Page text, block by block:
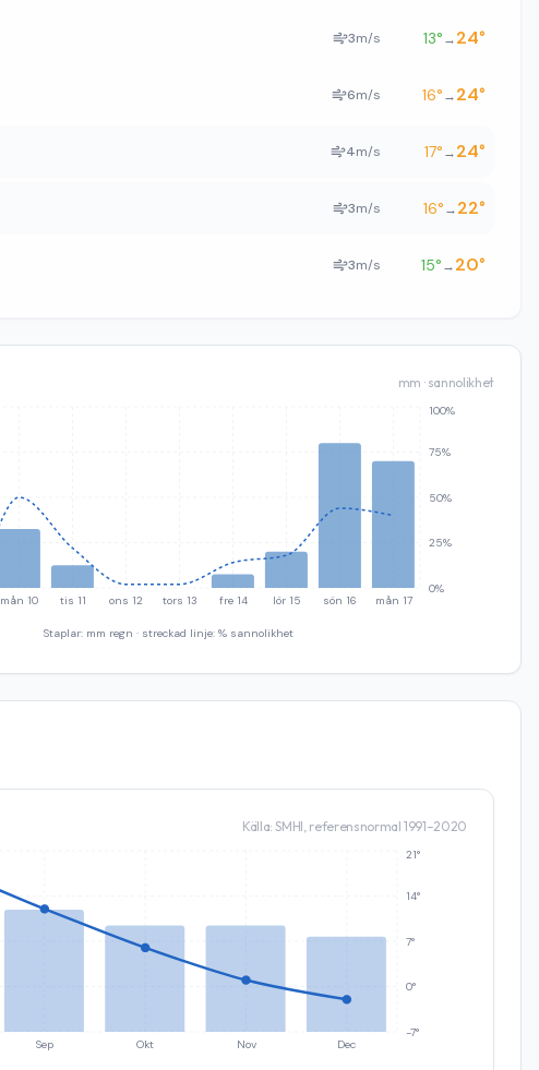
3m/s 13°→24°
6m/s 16°→24°
4m/s 17°→24°
3m/s 16°→22°
3m/s 15°→20°
mm · sannolikhet
mån 10 tis 11 ons 12 tors 13 fre 14 lör 15 sön 16 mån 17
0%
25%
50%
75%
100%
Staplar: mm regn · streckad linje: % sannolikhet
Källa: SMHI, referensnormal 1991–2020
Sep Okt Nov Dec
-7°
0°
7°
14°
21°